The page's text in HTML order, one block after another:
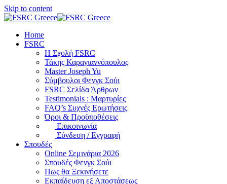
Skip to content
Home
FSRC
Η Σχολή FSRC
Τάκης Καραγιαννόπουλος
Master Joseph Yu
Σύμβουλοι Φενγκ Σούι
FSRC Σελίδα Άρθρων
Testimonials : Μαρτυρίες
FAQ’s Συχνές Ερωτήσεις
Όροι & Προϋποθέσεις
Επικοινωνία
Σύνδεση / Εγγραφή
Σπουδές
Online Σεμινάρια 2026
Σπουδές Φενγκ Σούι
Πως θα Ξεκινήσετε
Εκπαίδευση εξ Αποστάσεως